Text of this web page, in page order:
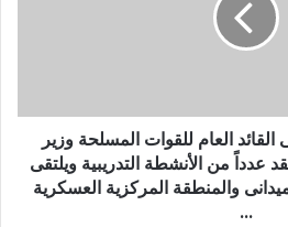
العام للقوات المسلحة وزير
عدداً من الأنشطة التدريبية ويلتقى
والمنطقة المركزية العسكرية
...